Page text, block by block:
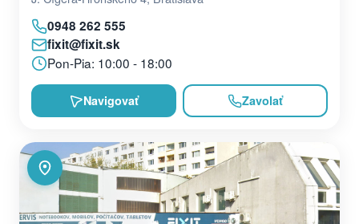
0948 262 555
fixit@fixit.sk
Pon-Pia: 10:00 - 18:00
Navigovať Zavolať